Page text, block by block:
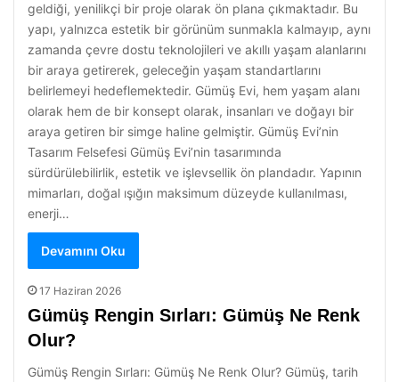
geldiği, yenilikçi bir proje olarak ön plana çıkmaktadır. Bu
yapı, yalnızca estetik bir görünüm sunmakla kalmayıp, aynı
zamanda çevre dostu teknolojileri ve akıllı yaşam alanlarını
bir araya getirerek, geleceğin yaşam standartlarını
belirlemeyi hedeflemektedir. Gümüş Evi, hem yaşam alanı
olarak hem de bir konsept olarak, insanları ve doğayı bir
araya getiren bir simge haline gelmiştir. Gümüş Evi’nin
Tasarım Felsefesi Gümüş Evi’nin tasarımında
sürdürülebilirlik, estetik ve işlevsellik ön plandadır. Yapının
mimarları, doğal ışığın maksimum düzeyde kullanılması,
enerji…
Devamını Oku
17 Haziran 2026
Gümüş Rengin Sırları: Gümüş Ne Renk
Olur?
Gümüş Rengin Sırları: Gümüş Ne Renk Olur? Gümüş, tarih